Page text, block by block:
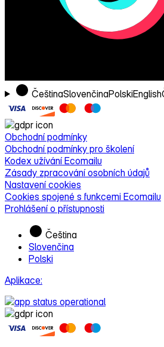
ČeštinaSlovenčinaPolskiEnglish
Obchodní podmínky
Obchodní podmínky pro školení
Kodex užívání Ecomailu
Zásady zpracování osobních údajů
Nastavení cookies
Cookies spojené s funkcemi Ecomailu
Prohlášení o přístupnosti
Čeština
Slovenčina
Polski
Aplikace: